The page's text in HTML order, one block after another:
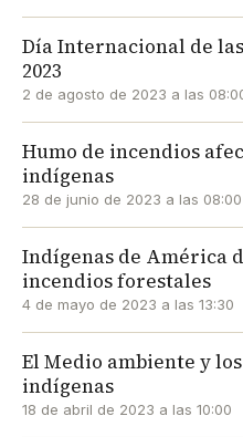
Día Internacional de
2023
2 de agosto de 2023 a las
Humo de incendios
indígenas
28 de junio de 2023 a las 08:00
Indígenas de América
incendios forestales
4 de mayo de 2023 a las 13:30
El Medio ambiente y
indígenas
18 de abril de 2023 a las 10:00